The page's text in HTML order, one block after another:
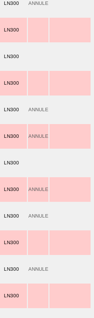
LN300 ANNULE
LN300
LN300
LN300
LN300 ANNULE
LN300 ANNULE
LN300
LN300 ANNULE
LN300 ANNULE
LN300
LN300 ANNULE
LN300